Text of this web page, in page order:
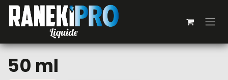
Se rendre au contenu
50 ml